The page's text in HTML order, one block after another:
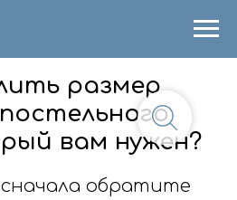
размер
вам нужен?
обратите